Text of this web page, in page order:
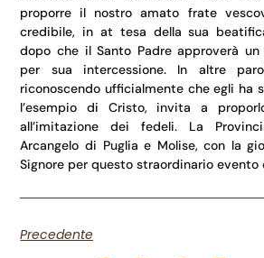
proporre il nostro amato frate
credibile, in at tesa della sua
dopo che il Santo Padre approverà
per sua intercessione. In altre
riconoscendo ufficialmente che egli ha
l’esempio di Cristo, invita a
all’imitazione dei fedeli. La
Arcangelo di Puglia e Molise, con la
Signore per questo straordinario evento
Precedente